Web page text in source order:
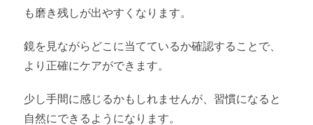
も磨き残しが出やすくなります。
鏡を見ながらどこに当てているか確認することで、
より正確にケアができます。
少し手間に感じるかもしれませんが、習慣になると
自然にできるようになります。